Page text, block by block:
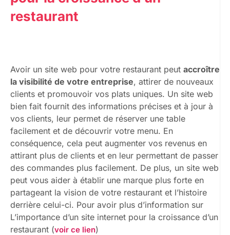
restaurant
Avoir un site web pour votre restaurant peut accroître
la visibilité de votre entreprise, attirer de nouveaux
clients et promouvoir vos plats uniques. Un site web
bien fait fournit des informations précises et à jour à
vos clients, leur permet de réserver une table
facilement et de découvrir votre menu. En
conséquence, cela peut augmenter vos revenus en
attirant plus de clients et en leur permettant de passer
des commandes plus facilement. De plus, un site web
peut vous aider à établir une marque plus forte en
partageant la vision de votre restaurant et l’histoire
derrière celui-ci. Pour avoir plus d’information sur
L’importance d’un site internet pour la croissance d’un
restaurant (voir ce lien)